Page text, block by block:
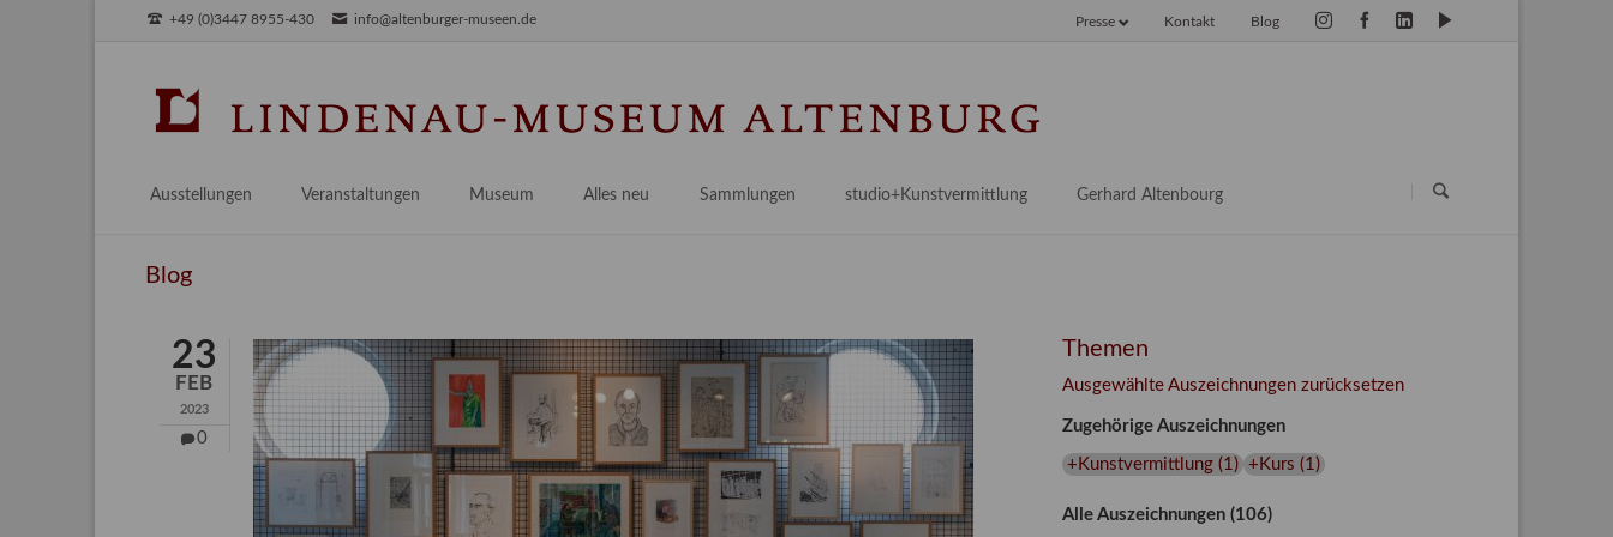
+49 (0)3447 8955-430 info@altenburger-museen.de Blog
Kontakt
Presse
Ausstellungen
Aktuell
Veranstaltungen Museum
Digitales
Team
Praktikum / Praxisprojekt
Engagement
Publikationen
Alles neu
Provenienzforschung
Kulturelle Vermittlung
Länderübergreifende kulturtouristische Ziele
Sammlungen
Malerei 17.–19. Jh.
Deutsche Malerei 20./21. Jh.
Grafische Sammlung
Kunstbibliothek
Restaurierung
studio+Kunstvermittlung
Angebote für Erwachsene
Angebote für Kitas
Angebote für Schulen
Gerhard Altenbourg
Blog
23
FEB
2023
0
Themen
Ausgewählte Auszeichnungen zurücksetzen
Zugehörige Auszeichnungen
+Kunstvermittlung(1 ) +Kurs (1 )
Alle Auszeichnungen (106)